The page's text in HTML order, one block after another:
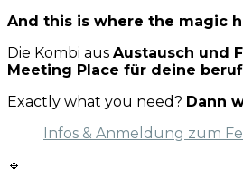
And this is where the magic
Die Kombi aus Austausch und
Meeting Place für deine
Exactly what you need? Dann
Infos & Anmeldung zum
🔹